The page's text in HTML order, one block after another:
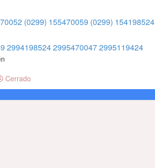
(0299) 155470059 (0299) 154198524
299419852429954700472995119424
Cerrado